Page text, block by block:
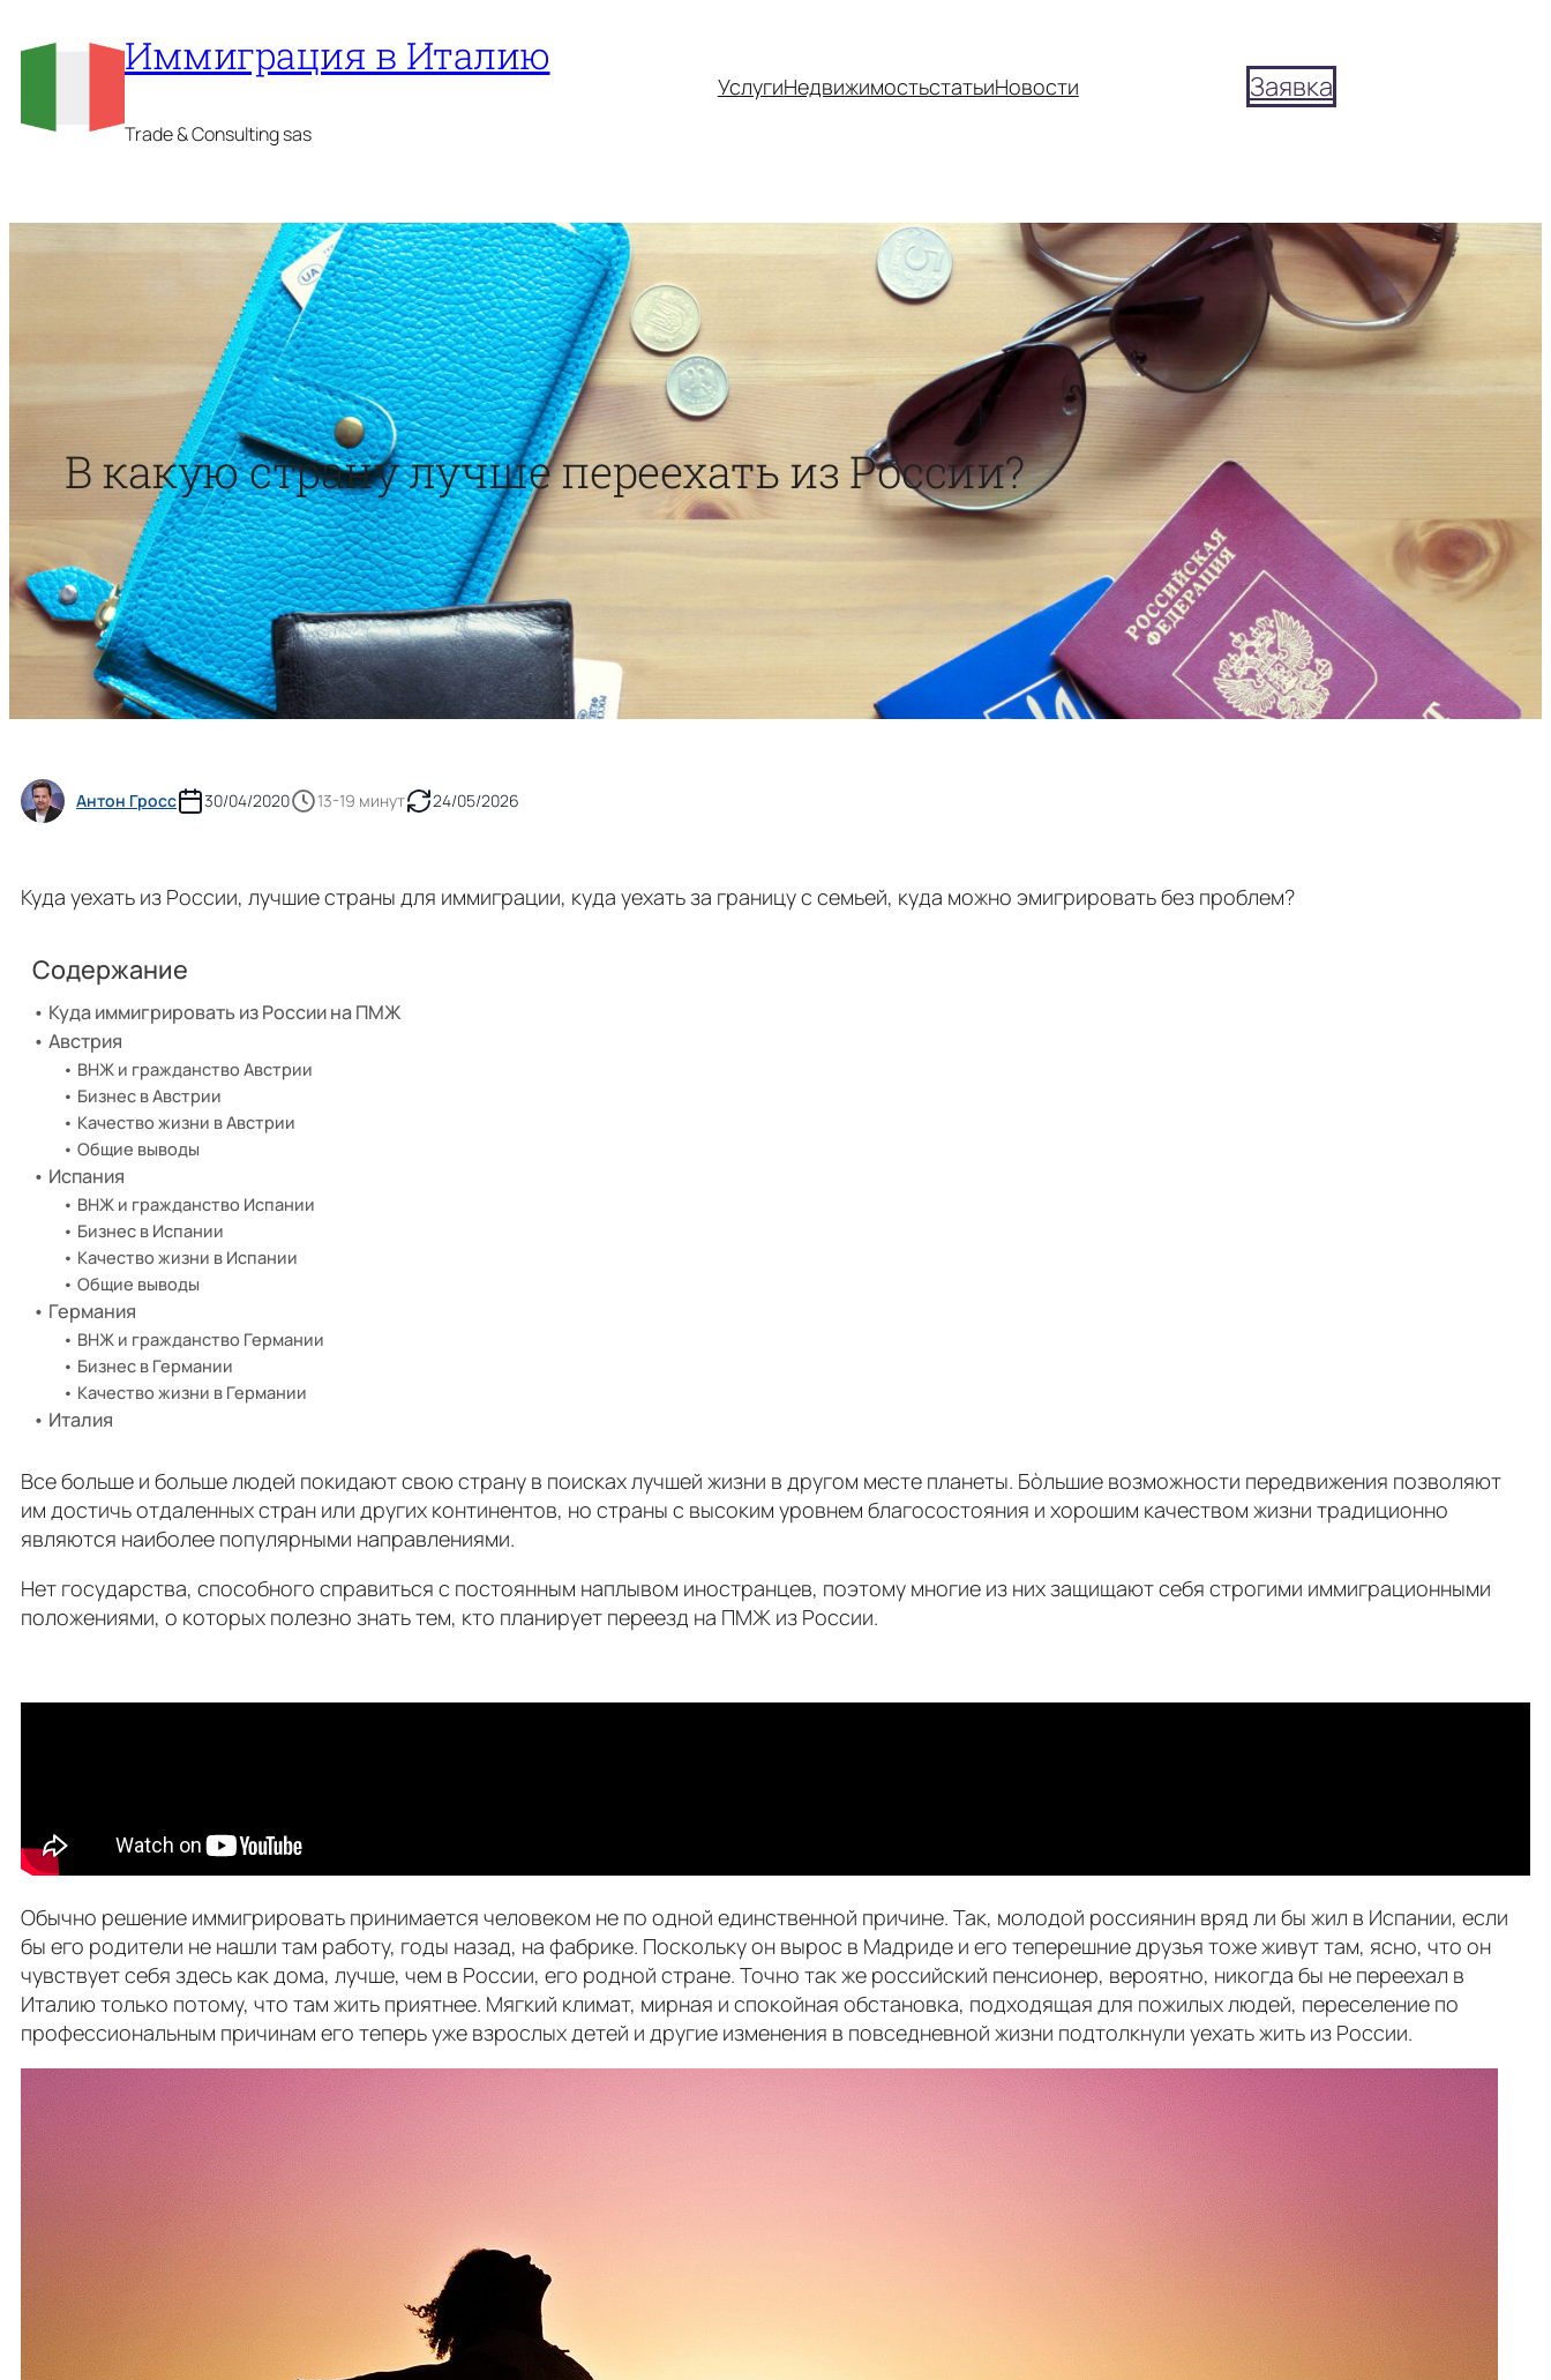
Иммиграция в Италию
Trade & Consulting sas
УслугиНедвижимостьстатьиНовости Заявка
В какую страну лучше переехать из России?
Антон Гросс 30/04/2020 13-19 минут 24/05/2026
Куда уехать из России, лучшие страны для иммиграции, куда уехать за границу с семьей, куда можно эмигрировать без проблем?
Содержание
Куда иммигрировать из России на ПМЖ
Австрия
ВНЖ и гражданство Австрии
Бизнес в Австрии
Качество жизни в Австрии
Общие выводы
Испания
ВНЖ и гражданство Испании
Бизнес в Испании
Качество жизни в Испании
Общие выводы
Германия
ВНЖ и гражданство Германии
Бизнес в Германии
Качество жизни в Германии
Италия
Все больше и больше людей покидают свою страну в поисках лучшей жизни в другом месте планеты. Бòльшие возможности передвижения позволяют
им достичь отдаленных стран или других континентов, но страны с высоким уровнем благосостояния и хорошим качеством жизни традиционно
являются наиболее популярными направлениями.
Нет государства, способного справиться с постоянным наплывом иностранцев, поэтому многие из них защищают себя строгими иммиграционными
положениями, о которых полезно знать тем, кто планирует переезд на ПМЖ из России.
Обычно решение иммигрировать принимается человеком не по одной единственной причине. Так, молодой россиянин вряд ли бы жил в Испании, если
бы его родители не нашли там работу, годы назад, на фабрике. Поскольку он вырос в Мадриде и его теперешние друзья тоже живут там, ясно, что он
чувствует себя здесь как дома, лучше, чем в России, его родной стране. Точно так же российский пенсионер, вероятно, никогда бы не переехал в
Италию только потому, что там жить приятнее. Мягкий климат, мирная и спокойная обстановка, подходящая для пожилых людей, переселениe по
профессиональным причинам его теперь уже взрослых детей и другие изменения в повседневной жизни подтолкнули уехать жить из России.